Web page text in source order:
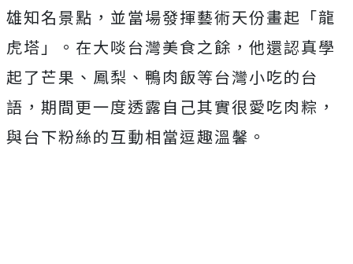
雄知名景點，並當場發揮藝術天份畫起「龍
虎塔」。在大啖台灣美食之餘，他還認真學
起了芒果、鳳梨、 鴨肉飯等台灣小吃的台
語，期間更一度透露自己其實很愛吃肉粽，
與台下粉絲的互動相當逗趣溫馨。